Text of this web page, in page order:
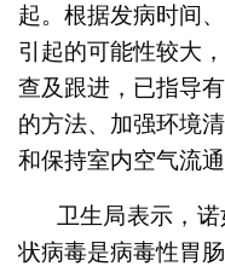
起。根据发病时间
引起的可能性较大
查及跟进，已指导
的方法、加强环境
和保持室内空气流
卫生局表示，
状病毒是病毒性胃